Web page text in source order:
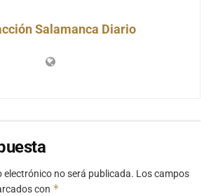
Salamanca Diario
electrónico no será publicada. Los campos
con *